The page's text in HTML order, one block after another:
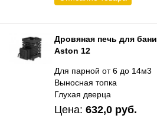
Дровяная печь для бани
Aston 12
Для парной от 6 до 14м3
Выносная топка
Глухая дверца
Цена:632,0 руб.